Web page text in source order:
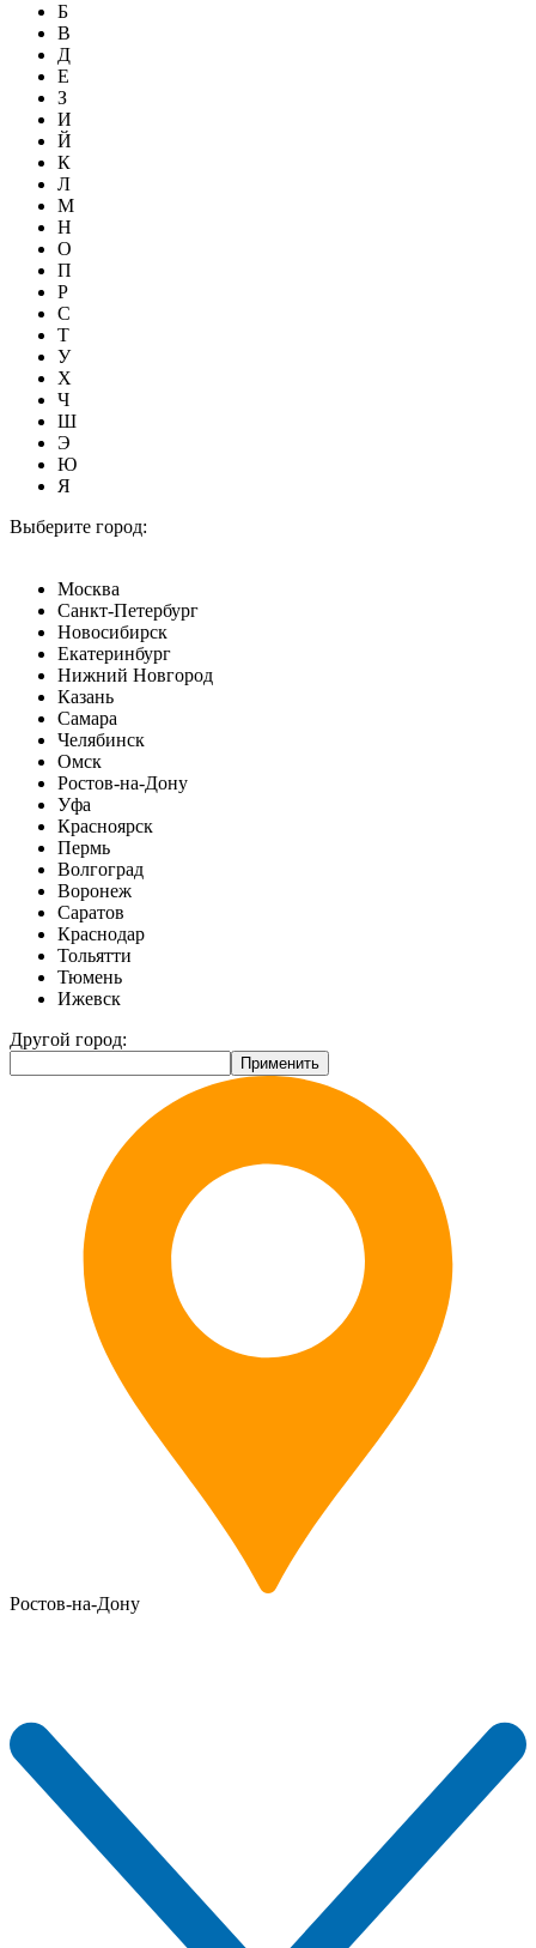
Б
В
Д
Е
З
И
Й
К
Л
М
Н
О
П
Р
С
Т
У
Х
Ч
Ш
Э
Ю
Я
Выберите город:
Москва
Санкт-Петербург
Новосибирск
Екатеринбург
Нижний Новгород
Казань
Самара
Челябинск
Омск
Ростов-на-Дону
Уфа
Красноярск
Пермь
Волгоград
Воронеж
Саратов
Краснодар
Тольятти
Тюмень
Ижевск
Другой город:
Ростов-на-Дону